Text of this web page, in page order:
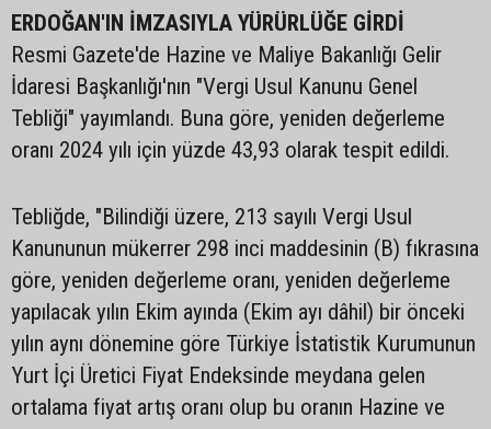
ERDOĞAN'IN İMZASIYLA YÜRÜRLÜĞE GİRDİ
Resmi Gazete'de Hazine ve Maliye Bakanlığı Gelir
İdaresi Başkanlığı'nın "Vergi Usul Kanunu Genel
Tebliği" yayımlandı. Buna göre, yeniden değerleme
oranı 2024 yılı için yüzde 43,93 olarak tespit edildi.
Tebliğde, "Bilindiği üzere, 213 sayılı Vergi Usul
Kanununun mükerrer 298 inci maddesinin (B) fıkrasına
göre, yeniden değerleme oranı, yeniden değerleme
yapılacak yılın Ekim ayında (Ekim ayı dâhil) bir önceki
yılın aynı dönemine göre Türkiye İstatistik Kurumunun
Yurt İçi Üretici Fiyat Endeksinde meydana gelen
ortalama fiyat artış oranı olup bu oranın Hazine ve